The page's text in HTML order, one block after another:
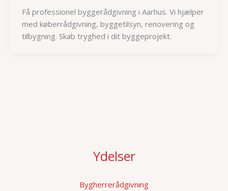
Få professionel byggerådgivning i Aarhus. Vi hjælper
med køberrådgivning, byggetilsyn, renovering og
tilbygning. Skab tryghed i dit byggeprojekt.
Ydelser
Bygherrerådgivning